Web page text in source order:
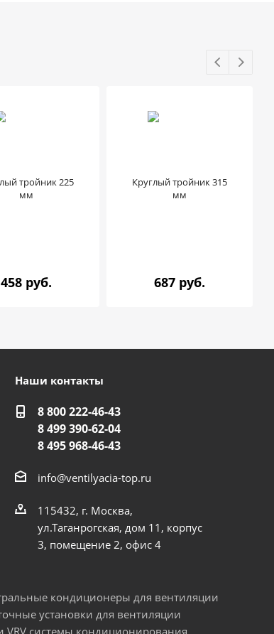
тройник 225
мм
458 руб.
Круглый тройник 315
мм
687 руб.
Наши контакты
8 800 222-46-43
8 499 390-62-04
8 495 968-46-43
info@ventilyacia-top.ru
115432, г. Москва,
ул.Таганрогская, дом 11, корпус
3, помещение 2, офис 4
кондиционеры для вентиляции
установки для вентиляции
VRV системы кондиционирования